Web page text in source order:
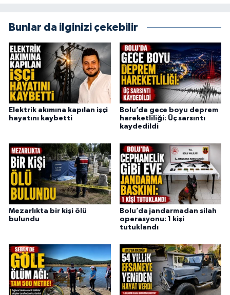
Bunlar da ilginizi çekebilir
Elektrik akımına kapılan işçi
hayatını kaybetti
Bolu’da gece boyu deprem
hareketliliği: Üç sarsıntı
kaydedildi
Mezarlıkta bir kişi ölü
bulundu
Bolu’da jandarmadan silah
operasyonu: 1 kişi
tutuklandı